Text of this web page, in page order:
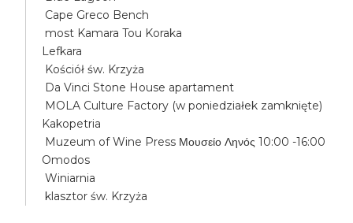
Cape Greco Bench
most Kamara Tou Koraka
Lefkara
Kościół św. Krzyża
Da Vinci Stone House apartament
MOLA Culture Factory (w poniedziałek zamknięte)
Kakopetria
Muzeum of Wine Press Μουσείο Ληνός 10:00 -16:00
Omodos
Winiarnia
klasztor św. Krzyża